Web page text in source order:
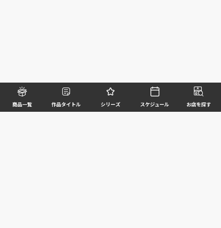
商品一覧 作品タイトル シリーズ スケジュール お店を探す